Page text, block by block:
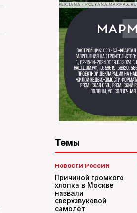
РЕКЛАМА • POLYANA.MARMAX.RU
Темы
Новости России
Причиной громкого
хлопка в Москве
назвали
сверхзвуковой
самолёт